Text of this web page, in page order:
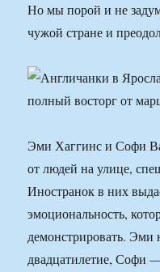
Но мы порой и не
чужой стране и
Эми Хаггинс и Софи
от людей на улице,
Иностранок в них
эмоциональность,
демонстрировать. Эми
двадцатилетие, Софи